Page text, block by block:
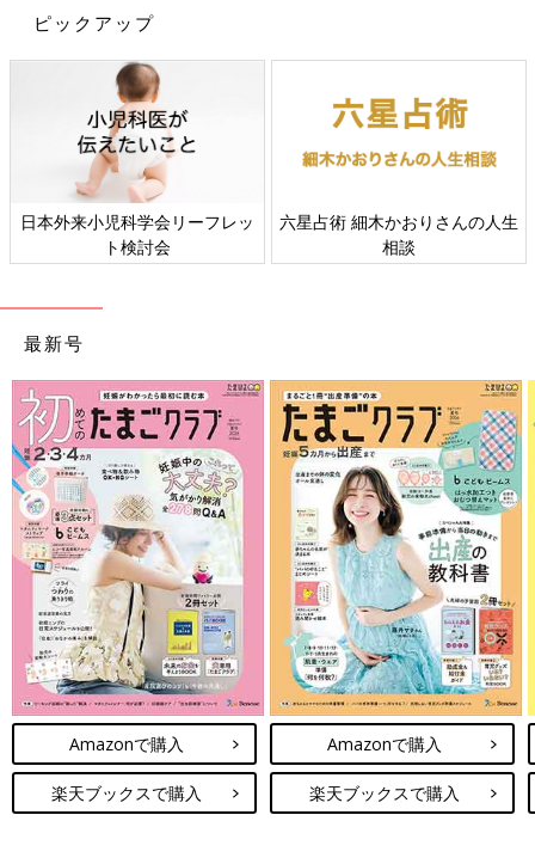
妊娠日数・生後日数に合わせて専門家のアドバイスを毎日お届
記録できる「成長きろく」も大人気！
ダウンロード（無料）
育児中におススメの本
最新! 初めての育児新百科 (ベネッセ・ムック たまひよブッ
クス たまひよ新百科シリーズ)
大人気「新百科シリーズ」の「育児新百科」がリニューアル！
新生児から3歳まで、月齢別に毎日の赤ちゃんの成長の様子とマ
マ＆パパができることを徹底紹介。
毎日のお世話を基本からていねいに解説。
新生児期からのお世話も写真でよくわかる！ 月齢別に、体・心
の成長とかかわりかたを掲載。
ワンオペおふろの手順など、ママ・パパの「困った！」を具体的
なテクで解決。
予防接種や乳幼児健診、事故・けがの予防と対策、病気の受診の
ピックアップ
日本外来小児科学会リーフレッ
ト検討会
六星占術 細木かおりさんの人生
相談
最新号
Amazonで購入
楽天ブックスで購入
Amazonで購入
楽天ブックスで購入